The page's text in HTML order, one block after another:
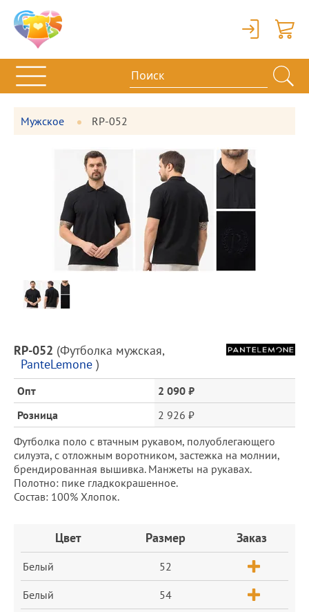
Вход
Мужское RP-052
Фотографии
товара
Описание
товара
и
цена
RP-052 (Футболка мужская,
PanteLemone )
Опт
2 090 ₽
Розница
2 926 ₽
Футболка поло с втачным рукавом, полуоблегающего
силуэта, с отложным воротником, застежка на молнии,
брендированная вышивка. Манжеты на рукавах.
Полотно: пике гладкокрашенное.
Состав: 100% Хлопок.
ЗаказЦвет Размер Заказ
Белый 52
Белый 54